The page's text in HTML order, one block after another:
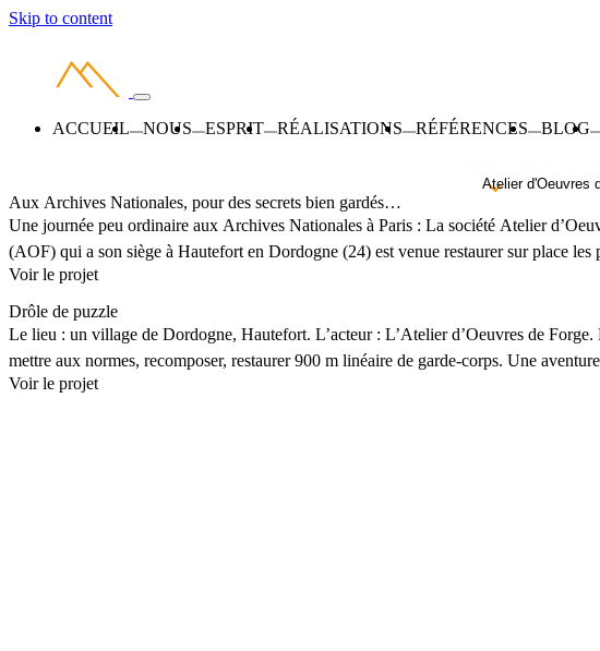
Skip to content
ACCUEIL NOUS ESPRIT RÉALISATIONS RÉFÉRENCES BLOG
Aux Archives Nationales, pour des secrets bien gardés…
Une journée peu ordinaire aux Archives Nationales à Paris : La société Atelier
(AOF) qui a son siège à Hautefort en Dordogne (24) est venue restaurer sur place les
et les clés du coffre qui renferme les Archives de l’Histoire de France. Plus
: https://www.facebook.com/Archives.nationales.France/posts/2434810609915616/
Voir le projet
Drôle de puzzle
Le lieu : un village de Dordogne, Hautefort. L’acteur : L’Atelier d’Oeuvres de Forge.
mettre aux normes, recomposer, restaurer 900 m linéaire de garde-corps. Une
Voir le projet